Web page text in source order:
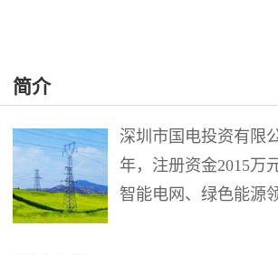
简介
深圳市国电投资有限
年，注册资金2015万
智能电网、绿色能源